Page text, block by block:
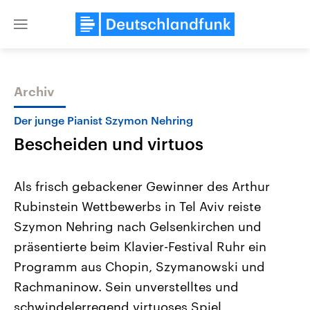
Close
Themen
Landtagswahl Sachsen-Anhalt
2026
Alle Informationen
Sachsen-Anhalt wählt am 6.
September 2026 einen neuen
Bundesland von einer Koalition aus
USA
Aktuelle Beiträge,
Hintergründe
Wirtschaftlich und
gehören die Vereinigten
mit großem Einfluss auf
Archiv
Der junge Pianist Szymon Nehring
Bescheiden und virtuos
Als frisch gebackener Gewinner des Arthur
Rubinstein Wettbewerbs in Tel Aviv reiste
Szymon Nehring nach Gelsenkirchen und
präsentierte beim Klavier-Festival Ruhr ein
Programm aus Chopin, Szymanowski und
Rachmaninow. Sein unverstelltes und
schwindelerregend virtuoses Spiel